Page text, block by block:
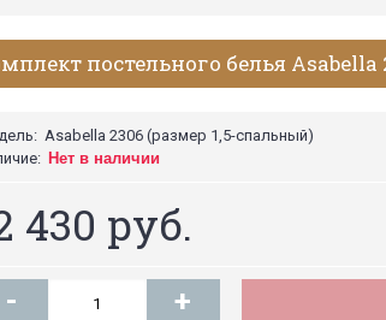
постельного белья
Asabella 2306 (размер 1,5-спальный)
Нет в наличии
430 руб.
- +